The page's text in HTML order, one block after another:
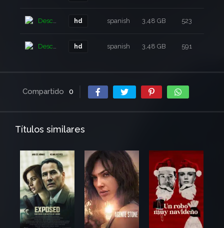
Descarga hd spanish 3,48 GB 523
Descarga hd spanish 3,48 GB 591
Compartido 0
Títulos similares